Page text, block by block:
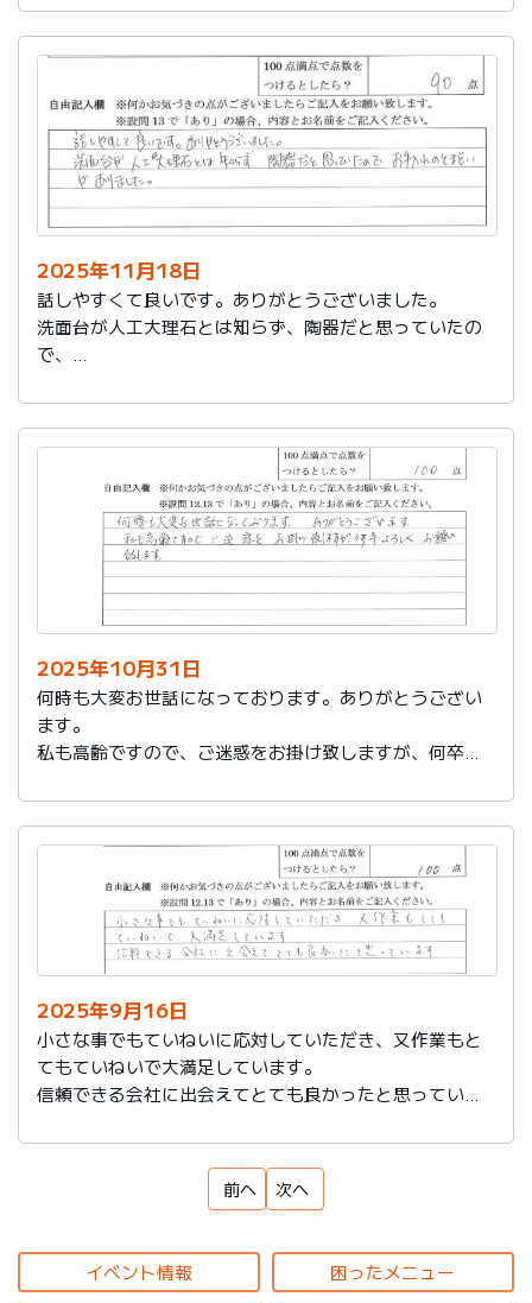
2025年11月18日
話しやすくて良いです。ありがとうございました。
洗面台が人工大理石とは知らず、陶器だと思っていたの
で、
2025年10月31日
何時も大変お世話になっております。ありがとうござい
ます。
私も高齢ですので、ご迷惑をお掛け致しますが、何卒よ
2025年9月16日
小さな事でもていねいに応対していただき、又作業もと
てもていねいで大満足しています。
信頼できる会社に出会えてとても良かったと思っていま
前へ 次へ
イベント情報 困ったメニュー